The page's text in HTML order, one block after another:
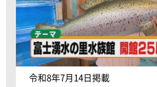
令和8年7月14日掲載